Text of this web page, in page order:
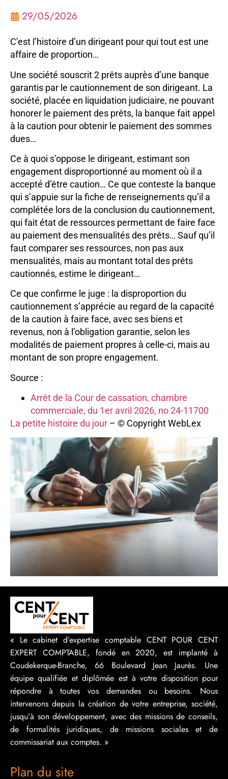
29/05/2026
C’est l’histoire d’un dirigeant pour qui tout est une
affaire de proportion…
Une société souscrit 2 prêts auprès d’une banque
garantis par le cautionnement de son dirigeant. La
société, placée en liquidation judiciaire, ne pouvant
honorer le paiement des prêts, la banque fait appel
à la caution pour obtenir le paiement des sommes
dues…
Ce à quoi s’oppose le dirigeant, estimant son
engagement disproportionné au moment où il a
accepté d’être caution… Ce que conteste la banque
qui s’appuie sur la fiche de renseignements qu’il a
complétée lors de la conclusion du cautionnement,
qui fait état de ressources permettant de faire face
au paiement des mensualités des prêts… Sauf qu’il
faut comparer ses ressources, non pas aux
mensualités, mais au montant total des prêts
cautionnés, estime le dirigeant…
Ce que confirme le juge : la disproportion du
cautionnement s’apprécie au regard de la capacité
de la caution à faire face, avec ses biens et
revenus, non à l’obligation garantie, selon les
modalités de paiement propres à celle-ci, mais au
montant de son propre engagement.
Source :
Arrêt de la Cour de cassation, chambre
commerciale, du 1er avril 2026, no 24-11700
La petite histoire du jour – © Copyright WebLex
« Le cabinet d’expertise comptable CENT POUR CENT
EXPERT COMPTABLE, fondé en 2020, est implanté à
Coudekerque-Branche, 66 Boulevard Jean Jaurès. Une
équipe qualifiée et diplômée est à votre disposition pour
répondre à toutes vos demandes ou besoins. Nous
intervenons depuis la création de votre entreprise, société,
jusqu’à son développement, avec des missions de conseils,
de formalités juridiques, de missions sociales et de
commissariat aux comptes. »
Plan du site